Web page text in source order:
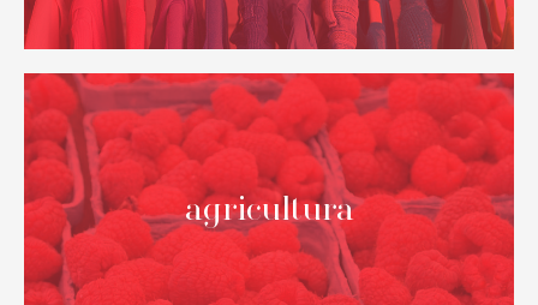
destinos nacionales
agricultura